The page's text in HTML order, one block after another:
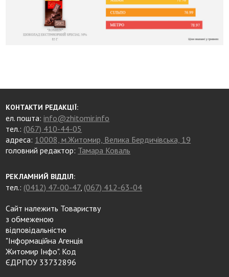
КОНТАКТИ РЕДАКЦІЇ:
ел. пошта:info@zhitomir.info
тел.: (067) 410-44-05
адреса: 10008, м.Житомир, Велика Бердичівська, 19
головний редактор: Тамара Коваль
РЕКЛАМНИЙ ВІДДІЛ:
тел.: (0412) 47-00-47, (067) 412-63-04
Сайт належить Товариству
з обмеженою
відповідальністю
"Інформаційна Агенція
Житомир Інфо". Код
ЄДРПОУ 33732896